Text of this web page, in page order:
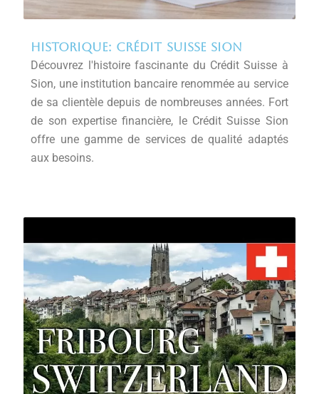
Historique: crédit suisse sion
Découvrez l'histoire fascinante du Crédit Suisse à
Sion, une institution bancaire renommée au service
de sa clientèle depuis de nombreuses années. Fort
de son expertise financière, le Crédit Suisse Sion
offre une gamme de services de qualité adaptés
aux besoins.